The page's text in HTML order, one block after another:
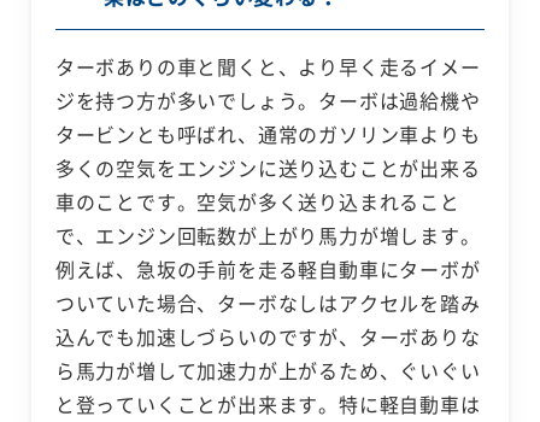
ターボありの車と聞くと、より早く走るイメー
ジを持つ方が多いでしょう。ターボは過給機や
タービンとも呼ばれ、通常のガソリン車よりも
多くの空気をエンジンに送り込むことが出来る
車のことです。空気が多く送り込まれること
で、エンジン回転数が上がり馬力が増します。
例えば、急坂の手前を走る軽自動車にターボが
ついていた場合、ターボなしはアクセルを踏み
込んでも加速しづらいのですが、ターボありな
ら馬力が増して加速力が上がるため、ぐいぐい
と登っていくことが出来ます。特に軽自動車は